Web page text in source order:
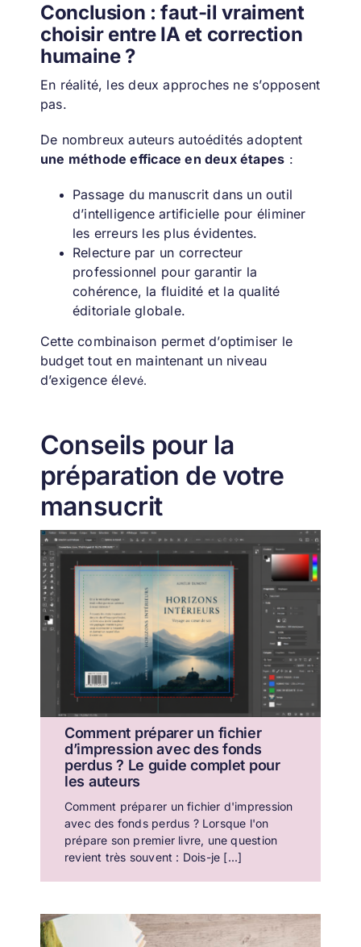
Conclusion : faut-il vraiment
choisir entre IA et correction
humaine ?
En réalité, les deux approches ne s’opposent
pas.
De nombreux auteurs autoédités adoptent
une méthode efficace en deux étapes :
Passage du manuscrit dans un outil
d’intelligence artificielle pour éliminer
les erreurs les plus évidentes.
Relecture par un correcteur
professionnel pour garantir la
cohérence, la fluidité et la qualité
éditoriale globale.
Cette combinaison permet d’optimiser le
budget tout en maintenant un niveau
d’exigence élevé.
Conseils pour la
préparation de votre
mansucrit
Comment préparer un fichier
d’impression avec des fonds
perdus ? Le guide complet pour
les auteurs
Comment préparer un fichier d'impression
avec des fonds perdus ? Lorsque l'on
prépare son premier livre, une question
revient très souvent : Dois-je [...]